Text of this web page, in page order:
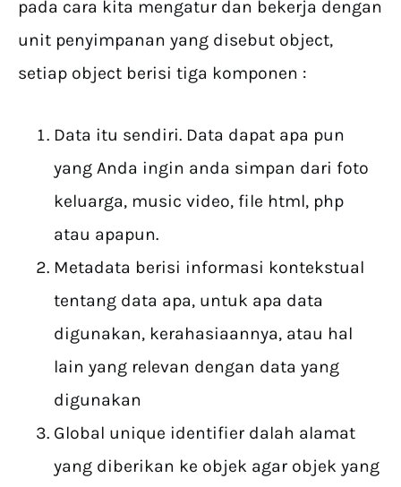
pada cara kita mengatur dan bekerja dengan
unit penyimpanan yang disebut object,
setiap object berisi tiga komponen :
Data itu sendiri. Data dapat apa pun
yang Anda ingin anda simpan dari foto
keluarga, music video, file html, php
atau apapun.
Metadata berisi informasi kontekstual
tentang data apa, untuk apa data
digunakan, kerahasiaannya, atau hal
lain yang relevan dengan data yang
digunakan
Global unique identifier dalah alamat
yang diberikan ke objek agar objek yang